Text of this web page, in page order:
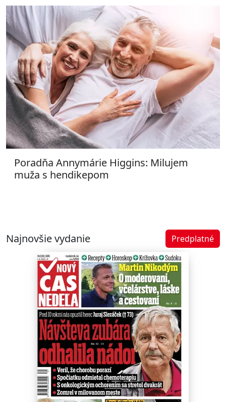
Poradňa Annymárie Higgins: Milujem
muža s hendikepom
Najnovšie vydanie Predplatné